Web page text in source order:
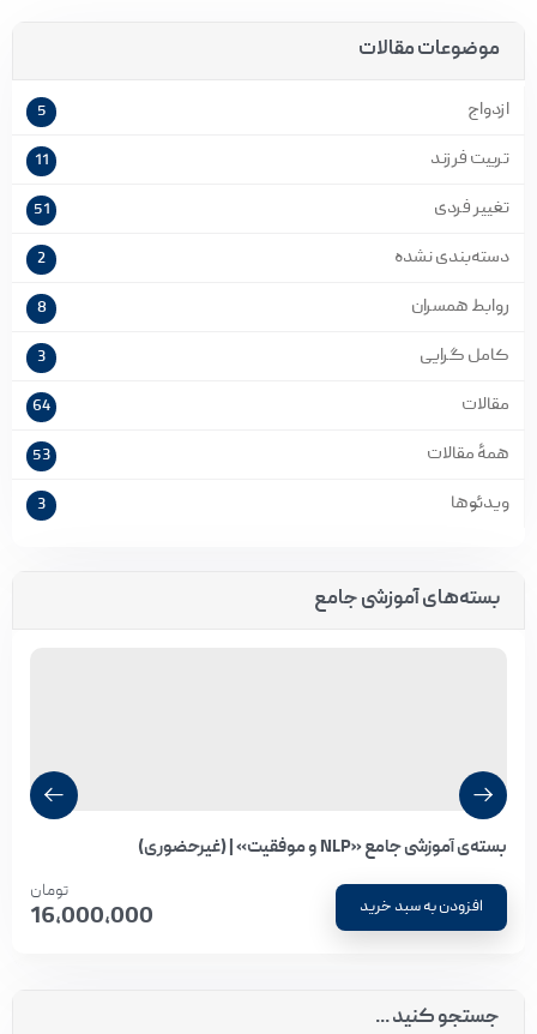
موضوعات مقالات
ازدواج 5
تربیت فرزند 11
تغییر فردی 51
دسته‌بندی نشده 2
روابط همسران 8
کامل گرایی 3
مقالات 64
همۀ مقالات 53
ویدئوها 3
بسته‌های آموزشی جامع
بسته‌ی آموزشی جامع «NLP و موفقیت» | (غیرحضوری)
افزودن به سبد خرید
تومان
16,000,000
جستجو کنید ...